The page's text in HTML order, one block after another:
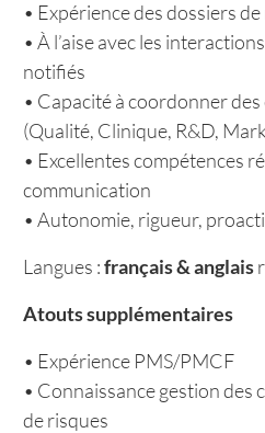
• Expérience des dossiers
• À l’aise avec les
notifiés
• Capacité à coordonner
(Qualité, Clinique, R&D,
• Excellentes compétences
communication
• Autonomie, rigueur,
Langues :français & anglais
Atouts supplémentaires
• Expérience PMS/PMCF
• Connaissance gestion des
de risques